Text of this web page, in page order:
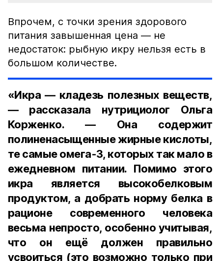
Впрочем, с точки зрения здорового
питания завышенная цена — не
недостаток: рыбную икру нельзя есть в
большом количестве.
«Икра — кладезь полезных веществ,
— рассказала нутрициолог Ольга
Корженко. — Она содержит
полиненасыщенные жирные кислоты,
те самые омега-3, которых так мало в
ежедневном питании. Помимо этого
икра является высокобелковым
продуктом, а добрать норму белка в
рационе современного человека
весьма непросто, особенно учитывая,
что он ещё должен правильно
усвоиться (это возможно только при